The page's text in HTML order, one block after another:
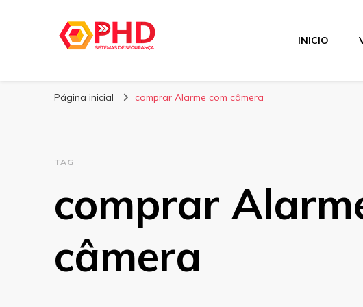
PHD Seg
INICIO
Página inicial comprar Alarme com câmera
TAG
comprar
câmera